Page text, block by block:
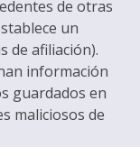
de otras
un
de afiliación).
información
guardados en
maliciosos de